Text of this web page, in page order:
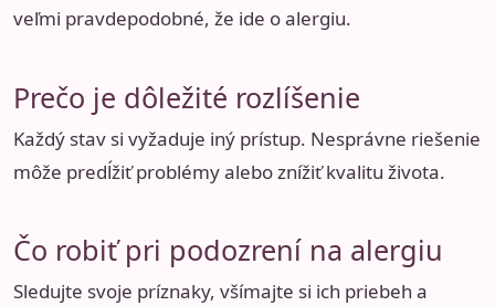
veľmi pravdepodobné, že ide o alergiu.
Prečo je dôležité rozlíšenie
Každý stav si vyžaduje iný prístup. Nesprávne riešenie
môže predĺžiť problémy alebo znížiť kvalitu života.
Čo robiť pri podozrení na alergiu
Sledujte svoje príznaky, všímajte si ich priebeh a